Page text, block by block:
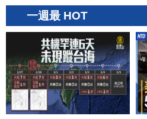
一週最 HOT